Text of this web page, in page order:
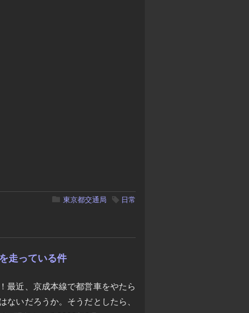
東京都交通局 日常
走っている件
最近、京成本線で都営車をやたら
ないだろうか。そうだとしたら、